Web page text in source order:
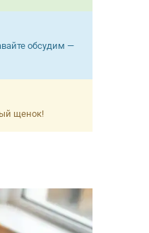
обсудим —
щенок!